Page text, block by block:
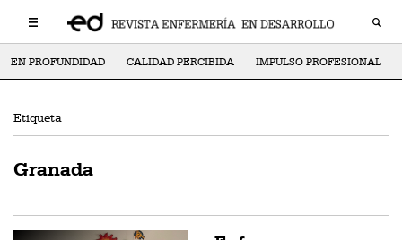
EN PROFUNDIDAD CALIDAD PERCIBIDA IMPULSO PROFESIONAL
Etiqueta
Granada